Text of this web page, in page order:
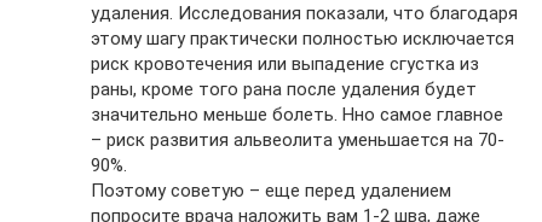
удаления. Исследования показали, что благодаря
этому шагу практически полностью исключается
риск кровотечения или выпадение сгустка из
раны, кроме того рана после удаления будет
значительно меньше болеть. Нно самое главное
– риск развития альвеолита уменьшается на 70-
90%.
Поэтому советую – еще перед удалением
попросите врача наложить вам 1-2 шва, даже